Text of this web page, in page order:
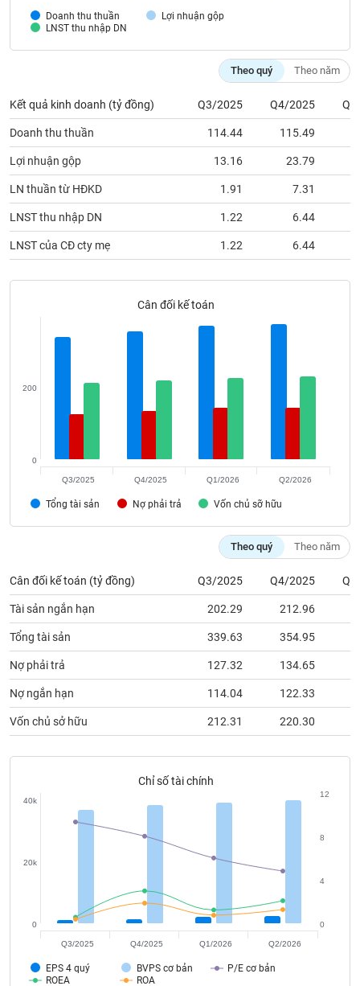
Doanh thu thuần
Lợi nhuận gộp
LNST thu nhập DN
Theo quý Theo năm
Kết quả kinh doanh (tỷ đồng) Q3/2025 Q4/2025
Doanh thu thuần 114.44 115.49
Lợi nhuận gộp 13.16 23.79
LN thuần từ HĐKD 1.91 7.31
LNST thu nhập DN 1.22 6.44
LNST của CĐ cty mẹ 1.22 6.44
Cân đối kế toán
Tổng tài sản Nợ phải trả Vốn chủ sỡ hữu
0
200
Q3/2025 Q4/2025 Q1/2026 Q2/2026
Theo quý Theo năm
Cân đối kế toán (tỷ đồng) Q3/2025 Q4/2025
Tài sản ngắn hạn 202.29 212.96
Tổng tài sản 339.63 354.95
Nợ phải trả 127.32 134.65
Nợ ngắn hạn 114.04 122.33
Vốn chủ sở hữu 212.31 220.30
Chỉ số tài chính
EPS 4 quý BVPS cơ bản
P/E cơ bản
ROEA
ROA
0
20k
40k
0
4
8
12
Q3/2025 Q4/2025 Q1/2026 Q2/2026
viết
của
tác
giả
Báo
cáo
phân
(-)
Thuật
ngữ
(-)
tạo
Sách
cụ
đầu
Truyền
tài